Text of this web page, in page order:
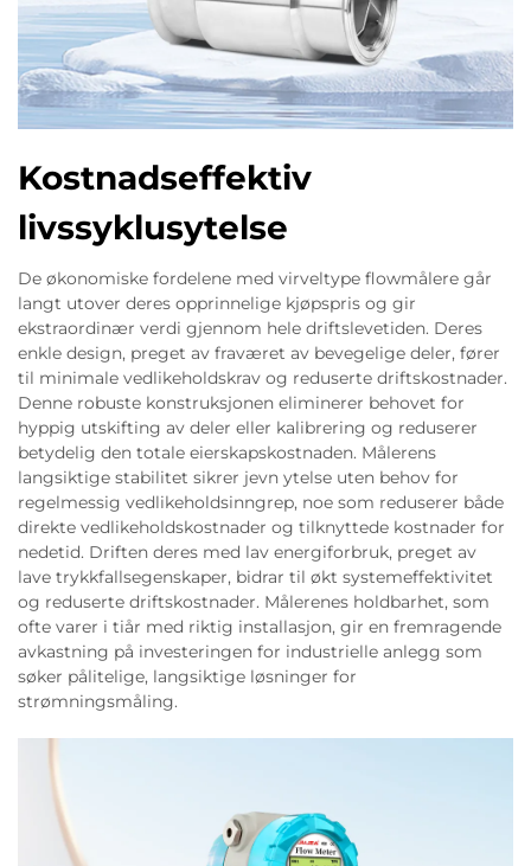
Kostnadseffektiv
livssyklusytelse
De økonomiske fordelene med virveltype flowmålere går
langt utover deres opprinnelige kjøpspris og gir
ekstraordinær verdi gjennom hele driftslevetiden. Deres
enkle design, preget av fraværet av bevegelige deler, fører
til minimale vedlikeholdskrav og reduserte driftskostnader.
Denne robuste konstruksjonen eliminerer behovet for
hyppig utskifting av deler eller kalibrering og reduserer
betydelig den totale eierskapskostnaden. Målerens
langsiktige stabilitet sikrer jevn ytelse uten behov for
regelmessig vedlikeholdsinngrep, noe som reduserer både
direkte vedlikeholdskostnader og tilknyttede kostnader for
nedetid. Driften deres med lav energiforbruk, preget av
lave trykkfallsegenskaper, bidrar til økt systemeffektivitet
og reduserte driftskostnader. Målerenes holdbarhet, som
ofte varer i tiår med riktig installasjon, gir en fremragende
avkastning på investeringen for industrielle anlegg som
søker pålitelige, langsiktige løsninger for
strømningsmåling.